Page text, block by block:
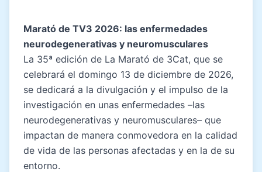
Marató de TV3 2026: las enfermedades
neurodegenerativas y neuromusculares
La 35ª edición de La Marató de 3Cat, que se
celebrará el domingo 13 de diciembre de 2026,
se dedicará a la divulgación y el impulso de la
investigación en unas enfermedades –las
neurodegenerativas y neuromusculares– que
impactan de manera conmovedora en la calidad
de vida de las personas afectadas y en la de su
entorno.